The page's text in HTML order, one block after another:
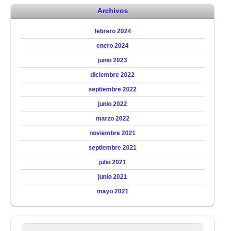
Archivos
febrero 2024
enero 2024
junio 2023
diciembre 2022
septiembre 2022
junio 2022
marzo 2022
noviembre 2021
septiembre 2021
julio 2021
junio 2021
mayo 2021